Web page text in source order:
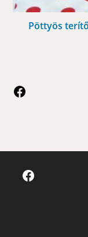
Pöttyös
Facebook
Facebook